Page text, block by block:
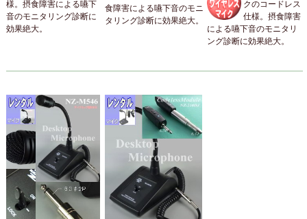
様。摂食障害による嚥下
音のモニタリング診断に
効果絶大。
食障害による嚥下音のモニ
タリング診断に効果絶大。
クのコードレス
仕様。摂食障害
による嚥下音のモニタリ
ング診断に効果絶大。